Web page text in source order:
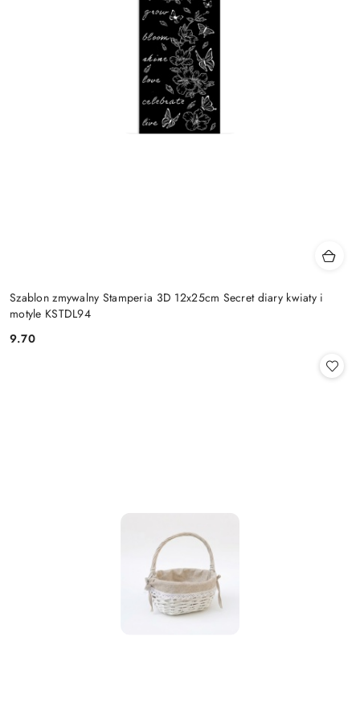
Szablon zmywalny Stamperia 3D 12x25cm Secret diary kwiaty i
motyle KSTDL94
Cena:
9.70